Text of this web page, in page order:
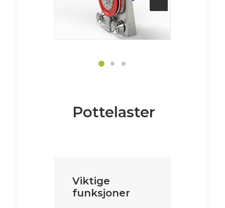
Pottelaster
Viktige
funksjoner